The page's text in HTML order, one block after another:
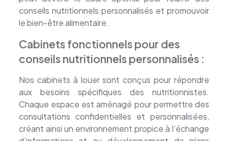
conseils nutritionnels personnalisés et promouvoir
le bien-être alimentaire.
Cabinets fonctionnels pour des
conseils nutritionnels personnalisés :
Nos cabinets à louer sont conçus pour répondre
aux besoins spécifiques des nutritionnistes.
Chaque espace est aménagé pour permettre des
consultations confidentielles et personnalisées,
créant ainsi un environnement propice à l’échange